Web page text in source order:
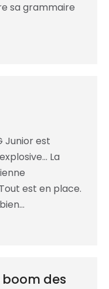
sa grammaire
Junior est
La
est en place.
des